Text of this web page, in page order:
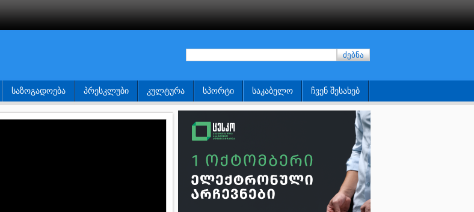
ძებნა
ᲡᲐᲖᲝᲒᲐᲓᲝᲔᲑᲐ ᲞᲠᲔᲡᲙᲚᲣᲑᲘ ᲙᲣᲚᲢᲣᲠᲐ ᲡᲞᲝᲠᲢᲘ ᲡᲐᲙᲐᲑᲔᲚᲝ ᲩᲕᲔᲜ ᲨᲔᲡᲐᲮᲔᲑ